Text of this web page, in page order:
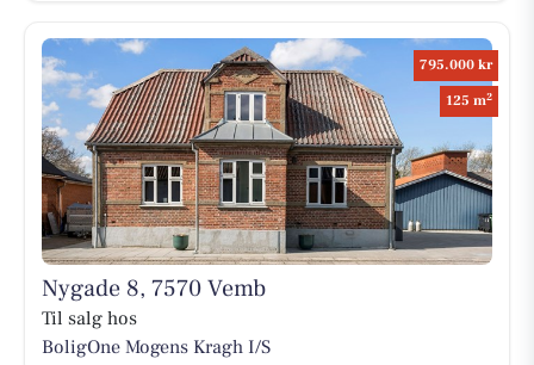
795.000 kr
125 m2
Nygade 8, 7570 Vemb
Til salg hos
BoligOne Mogens Kragh I/S